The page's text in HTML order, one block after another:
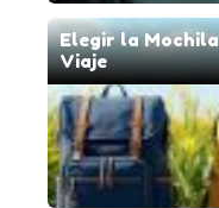
Elegir la
Viaje